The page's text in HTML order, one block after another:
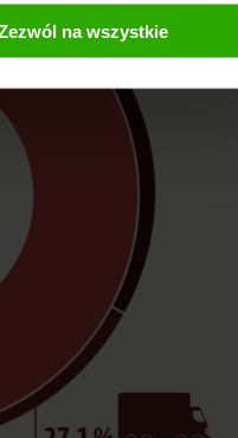
na wszystkie